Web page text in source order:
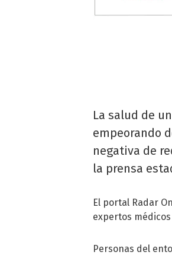
La salud de
empeorando
negativa de
la prensa
El portal Radar
expertos
Personas del